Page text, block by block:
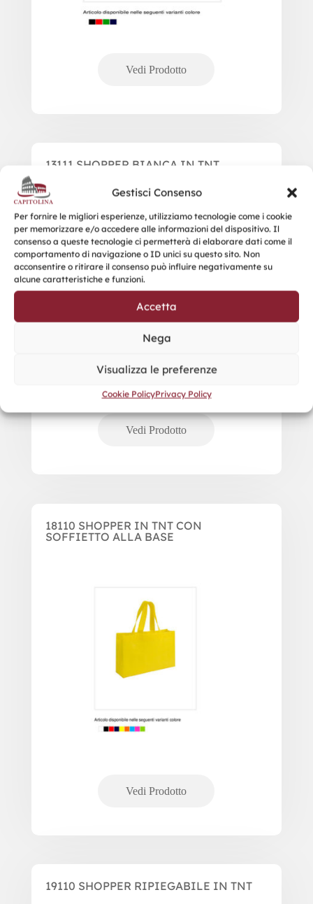
Gestisci Consenso
Per fornire le migliori esperienze, utilizziamo tecnologie come i cookie
per memorizzare e/o accedere alle informazioni del dispositivo. Il
consenso a queste tecnologie ci permetterà di elaborare dati come il
comportamento di navigazione o ID unici su questo sito. Non
acconsentire o ritirare il consenso può influire negativamente su
alcune caratteristiche e funzioni.
Accetta
Nega
Visualizza le preferenze
Cookie PolicyPrivacy Policy
13111 SHOPPER BIANCA IN TNT
18110 SHOPPER IN TNT CON
SOFFIETTO ALLA BASE
19110 SHOPPER RIPIEGABILE IN TNT